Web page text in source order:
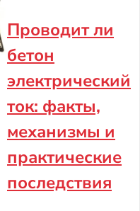
Проводит ли
бетон
электрический
ток: факты,
механизмы и
практические
последствия